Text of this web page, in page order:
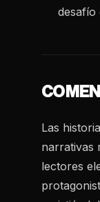
desafío
Las
narrativas
lectores